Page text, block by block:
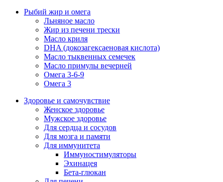
Рыбий жир и омега
Льняное масло
Жир из печени трески
Масло криля
DHA (докозагексаеновая кислота)
Масло тыквенных семечек
Масло примулы вечерней
Омега 3-6-9
Омега 3
Здоровье и самочувствие
Женское здоровье
Мужское здоровье
Для сердца и сосудов
Для мозга и памяти
Для иммунитета
Иммуностимуляторы
Эхинацея
Бета-глюкан